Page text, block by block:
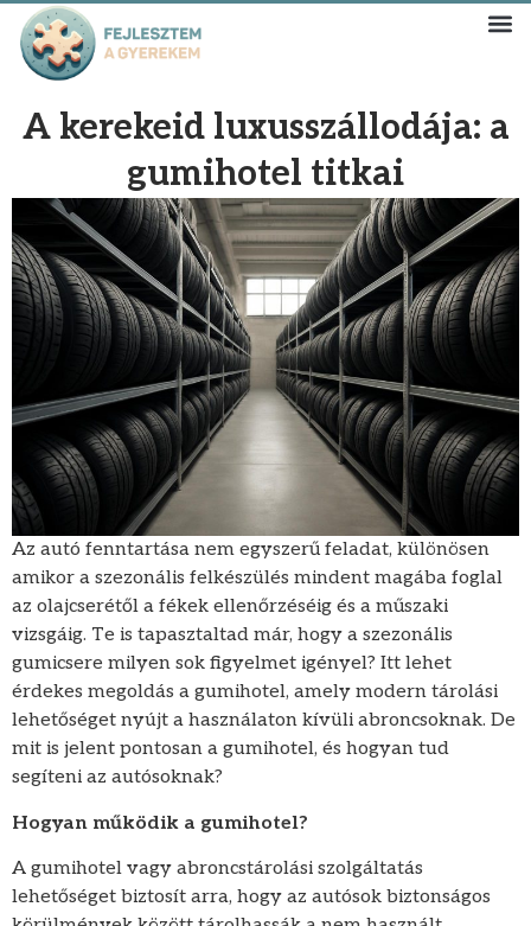
A kerekeid luxusszállodája: a
gumihotel titkai
Az autó fenntartása nem egyszerű feladat, különösen
amikor a szezonális felkészülés mindent magába foglal
az olajcserétől a fékek ellenőrzéséig és a műszaki
vizsgáig. Te is tapasztaltad már, hogy a szezonális
gumicsere milyen sok figyelmet igényel? Itt lehet
érdekes megoldás a gumihotel, amely modern tárolási
lehetőséget nyújt a használaton kívüli abroncsoknak. De
mit is jelent pontosan a gumihotel, és hogyan tud
segíteni az autósoknak?
Hogyan működik a gumihotel?
A gumihotel vagy abroncstárolási szolgáltatás
lehetőséget biztosít arra, hogy az autósok biztonságos